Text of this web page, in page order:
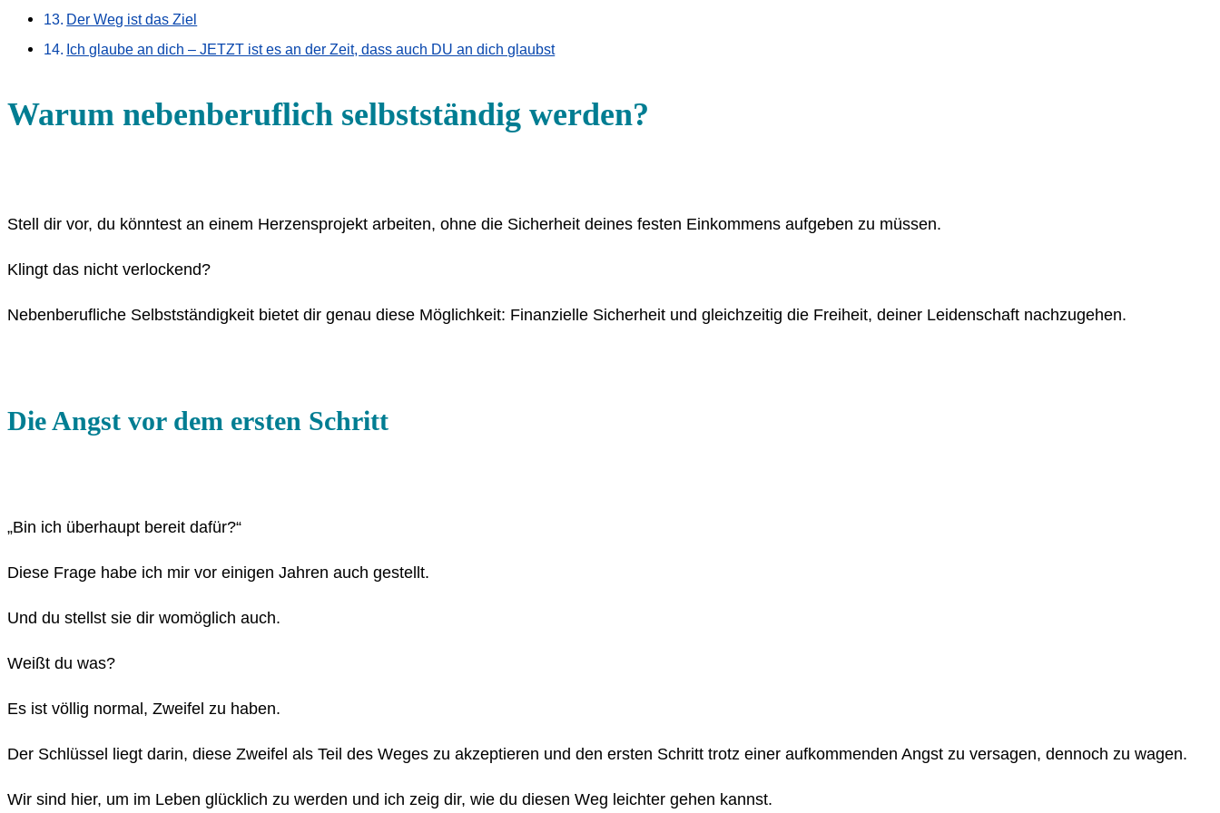
Der Weg ist das Ziel
Ich glaube an dich – JETZT ist es an der Zeit, dass auch DU an dich glaubst
Warum nebenberuflich selbstständig werden?
Stell dir vor, du könntest an einem Herzensprojekt arbeiten, ohne die Sicherheit deines festen Einkommens aufgeben zu müssen.
Klingt das nicht verlockend?
Nebenberufliche Selbstständigkeit bietet dir genau diese Möglichkeit: Finanzielle Sicherheit und gleichzeitig die Freiheit, deiner Leidenschaft nachzugehen.
Die Angst vor dem ersten Schritt
„Bin ich überhaupt bereit dafür?“
Diese Frage habe ich mir vor einigen Jahren auch gestellt.
Und du stellst sie dir womöglich auch.
Weißt du was?
Es ist völlig normal, Zweifel zu haben.
Der Schlüssel liegt darin, diese Zweifel als Teil des Weges zu akzeptieren und den ersten Schritt trotz einer aufkommenden Angst zu versagen, dennoch zu wagen.
Wir sind hier, um im Leben glücklich zu werden und ich zeig dir, wie du diesen Weg leichter gehen kannst.